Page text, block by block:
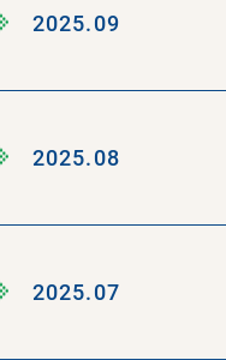
2025.09
2025.08
2025.07